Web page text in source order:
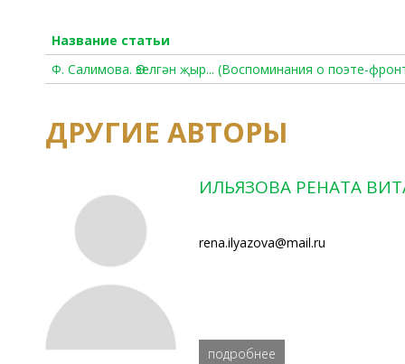
Название статьи
Ф. Салимова. Өзелгән җыр... (Воспоминания о поэте-
ДРУГИЕ АВТОРЫ
ИЛЬЯЗОВА РЕНАТА
rena.ilyazova@mail.ru
подробнее